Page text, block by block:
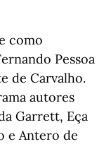
como
Pessoa
de Carvalho.
autores
Garrett, Eça
e Antero de